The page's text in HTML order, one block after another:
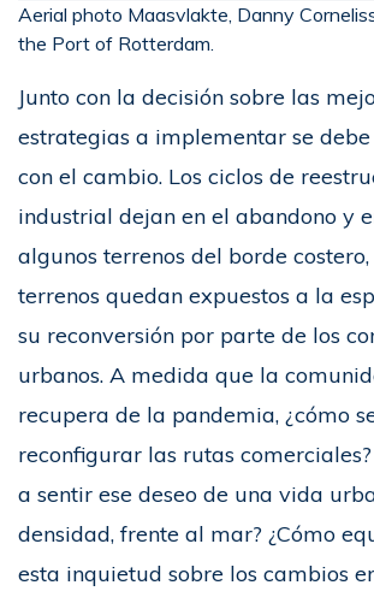
Aerial photo Maasvlakte, Danny
the Port of Rotterdam.
Junto con la decisión sobre las
estrategias a implementar se
con el cambio. Los ciclos de
industrial dejan en el abandono y
algunos terrenos del borde
terrenos quedan expuestos a la
su reconversión por parte de los
urbanos. A medida que la
recupera de la pandemia, ¿cómo
reconfigurar las rutas
a sentir ese deseo de una vida
densidad, frente al mar? ¿Cómo
esta inquietud sobre los cambios